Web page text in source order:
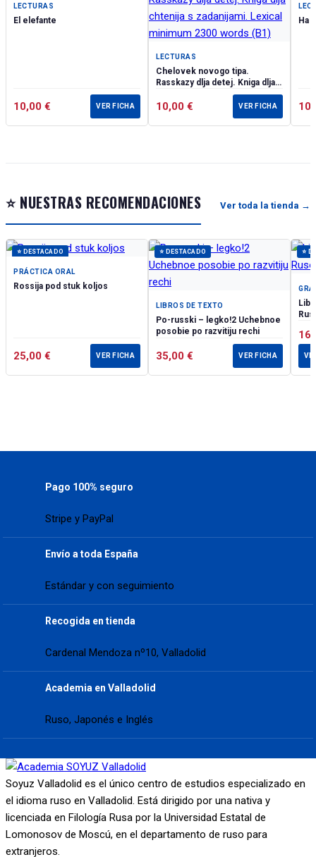
LECTURAS
El elefante
10,00 € VER FICHA
LECTURAS
Chelovek novogo tipa.
Rasskazy dlja detej. Kniga dlja
chtenija s zadanijami. Lexical
minimum 2300 words (B1)
10,00 € VER FICHA
Ha
⭐ NUESTRAS RECOMENDACIONES Ver toda la tienda →
⭐ DESTACADO
PRÁCTICA ORAL
Rossija pod stuk koljos
25,00 € VER FICHA
⭐ DESTACADO
LIBROS DE TEXTO
Po-russki – legko!2 Uchebnoe
posobie po razvitiju rechi
35,00 € VER FICHA
⭐
Pago 100% seguro
Stripe y PayPal
Envío a toda España
Estándar y con seguimiento
Recogida en tienda
Cardenal Mendoza nº10, Valladolid
Academia en Valladolid
Ruso, Japonés e Inglés
Soyuz Valladolid es el único centro de estudios especializado en
el idioma ruso en Valladolid. Está dirigido por una nativa y
licenciada en Filología Rusa por la Universidad Estatal de
Lomonosov de Moscú, en el departamento de ruso para
extranjeros.